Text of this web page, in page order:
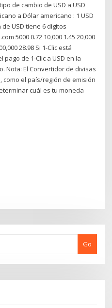
de cambio de USD a USD
a Dólar americano : 1 USD
USD tiene 6 dígitos
5000 0.72 10,000 1.45 20,000
28.98 Si 1-Clic está
de 1-Clic a USD en la
Nota: El Convertidor de divisas
como el país/región de emisión
cuál es tu moneda
Go